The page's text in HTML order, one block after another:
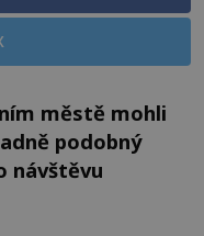
městě mohli
podobný
návštěvu